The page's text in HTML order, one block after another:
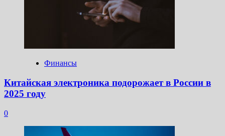
Финансы
Китайская электроника подорожает в России в
2025 году
0